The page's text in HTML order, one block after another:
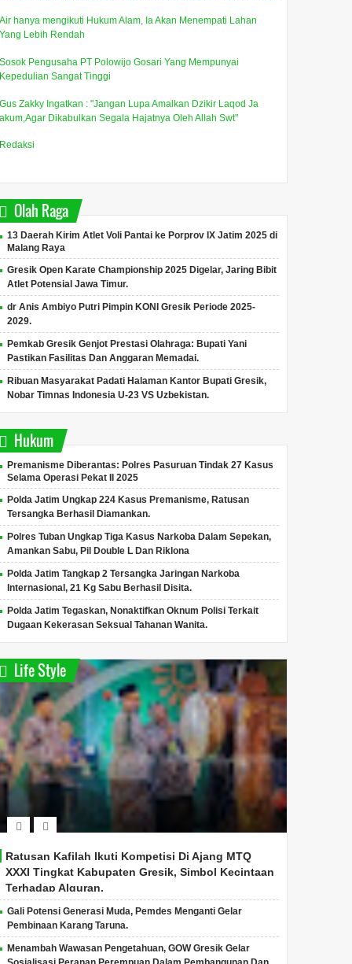
Air hanya mengikuti Hukum Alam, Ia Akan Menempati Lahan
Yang Lebih Rendah
Sosok Pengusaha PT Polowijo Gosari Yang Mempunyai
Kepedulian Sangat Tinggi
Gus Zakky Ingatkan : "Jangan Lupa Amalkan Dzikir Laqod Ja
akum,Agar Dikabulkan Segala Hajatnya Oleh Allah Swt"
Redaksi
Olah Raga
13 Daerah Kirim Atlet Voli Pantai ke Porprov IX Jatim 2025 di
Malang Raya
Gresik Open Karate Championship 2025 Digelar, Jaring Bibit
Atlet Potensial Jawa Timur.
dr Anis Ambiyo Putri Pimpin KONI Gresik Periode 2025-
2029.
Pemkab Gresik Genjot Prestasi Olahraga: Bupati Yani
Pastikan Fasilitas Dan Anggaran Memadai.
Ribuan Masyarakat Padati Halaman Kantor Bupati Gresik,
Nobar Timnas Indonesia U-23 VS Uzbekistan.
Hukum
Premanisme Diberantas: Polres Pasuruan Tindak 27 Kasus
Selama Operasi Pekat II 2025
Polda Jatim Ungkap 224 Kasus Premanisme, Ratusan
Tersangka Berhasil Diamankan.
Polres Tuban Ungkap Tiga Kasus Narkoba Dalam Sepekan,
Amankan Sabu, Pil Double L Dan Riklona
Polda Jatim Tangkap 2 Tersangka Jaringan Narkoba
Internasional, 21 Kg Sabu Berhasil Disita.
Polda Jatim Tegaskan, Nonaktifkan Oknum Polisi Terkait
Dugaan Kekerasan Seksual Tahanan Wanita.
Life Style
Ratusan Kafilah Ikuti Kompetisi Di Ajang MTQ
XXXI Tingkat Kabupaten Gresik, Simbol Kecintaan
Terhadap Alquran.
Gali Potensi Generasi Muda, Pemdes Menganti Gelar
Pembinaan Karang Taruna.
Menambah Wawasan Pengetahuan, GOW Gresik Gelar